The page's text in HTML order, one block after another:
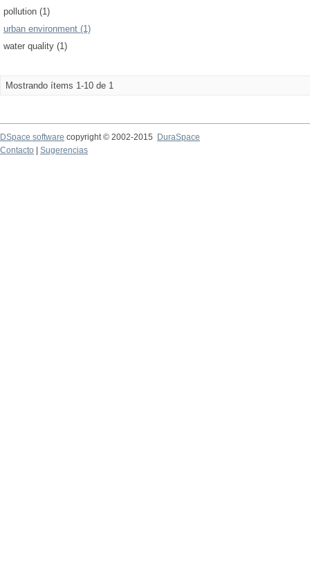
pollution (1)
urban environment (1)
water quality (1)
Mostrando ítems 1-10 de 1
DSpace software copyright © 2002-2015
DuraSpace
Contacto
Sugerencias